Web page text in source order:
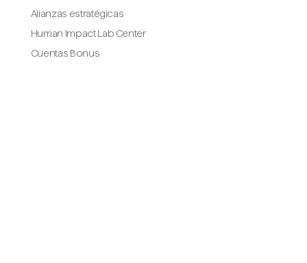
Alianzas estratégicas
Human Impact Lab Center
Cuentas Bonus